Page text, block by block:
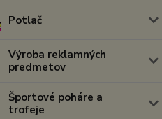
Potlač
Výroba reklamných
predmetov
Športové poháre a
trofeje